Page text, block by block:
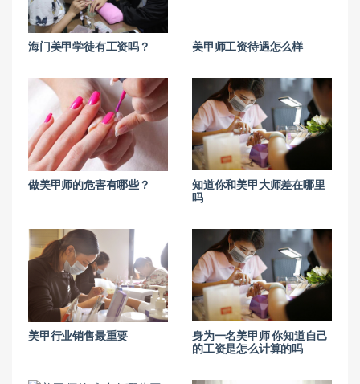
海门美甲学徒有工资吗？ 美甲师工资待遇怎么样
做美甲师的危害有哪些？
知道你和美甲大师差在哪里
吗
美甲行业销售最重要
身为一名美甲师 你知道自己
的工资是怎么计算的吗